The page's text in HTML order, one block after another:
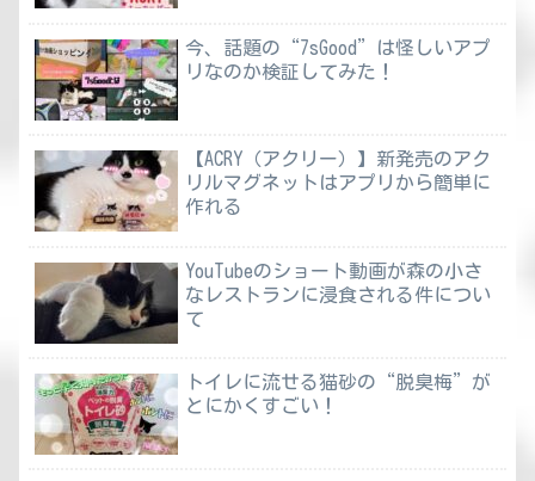
今、話題の“7sGood”は怪しいアプ
リなのか検証してみた！
【ACRY（アクリー）】新発売のアク
リルマグネットはアプリから簡単に
作れる
YouTubeのショート動画が森の小さ
なレストランに浸食される件につい
て
トイレに流せる猫砂の“脱臭梅”が
とにかくすごい！